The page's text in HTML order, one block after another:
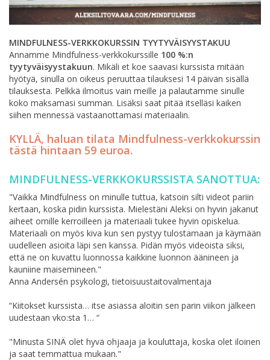
MINDFULNESS-VERKKOKURSSIN TYYTYVÄISYYSTAKUU
Annamme Mindfulness-verkkokurssille 100 %:n
tyytyväisyystakuun. Mikäli et koe saavasi kurssista mitään
hyötyä, sinulla on oikeus peruuttaa tilauksesi 14 päivän sisällä
tilauksesta. Pelkkä ilmoitus vain meille ja palautamme sinulle
koko maksamasi summan. Lisäksi saat pitää itselläsi kaiken
siihen mennessä vastaanottamasi materiaalin.
KYLLÄ, haluan tilata Mindfulness-verkkokurssin
tästä hintaan 59 euroa.
MINDFULNESS-VERKKOKURSSISTA SANOTTUA:
"Vaikka Mindfulness on minulle tuttua, katsoin silti videot pariin
kertaan, koska pidin kurssista. Mielestäni Aleksi on hyvin jakanut
aiheet omille kerroilleen ja materiaali tukee hyvin opiskelua.
Materiaali on myös kiva kun sen pystyy tulostamaan ja käymään
uudelleen asioita läpi sen kanssa. Pidän myös videoista siksi,
että ne on kuvattu luonnossa kaikkine luonnon äänineen ja
kauniine maisemineen."
Anna Andersén psykologi, tietoisuustaitovalmentaja
“Kiitokset kurssista… itse asiassa aloitin sen parin viikon jälkeen
uudestaan vko:sta 1… “
"Minusta SINÄ olet hyvä ohjaaja ja kouluttaja, koska olet iloinen
ja saat temmattua mukaan."